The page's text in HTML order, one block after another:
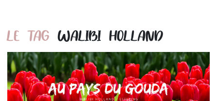
LE TAGWALIBI HOLLAND